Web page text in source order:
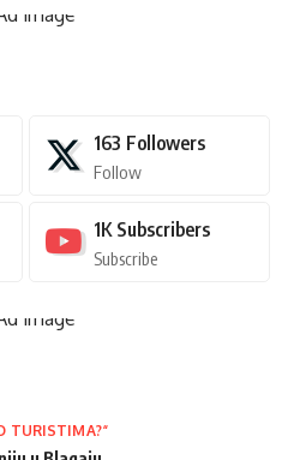
163 Followers
Follow
1K Subscribers
Subscribe
TURISTIMA?“